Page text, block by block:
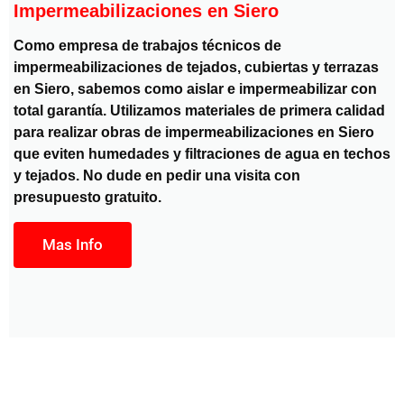
Impermeabilizaciones en Siero
Como empresa de trabajos técnicos de
impermeabilizaciones de tejados, cubiertas y terrazas
en Siero, sabemos como aislar e impermeabilizar con
total garantía. Utilizamos materiales de primera calidad
para realizar obras de impermeabilizaciones en Siero
que eviten humedades y filtraciones de agua en techos
y tejados. No dude en pedir una visita con
presupuesto gratuito.
Mas Info